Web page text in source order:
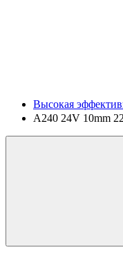
Высокая
A240 24V 10mm